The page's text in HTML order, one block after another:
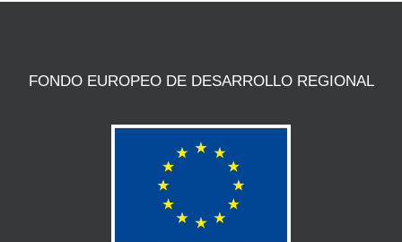
FONDO EUROPEO DE DESARROLLO REGIONAL